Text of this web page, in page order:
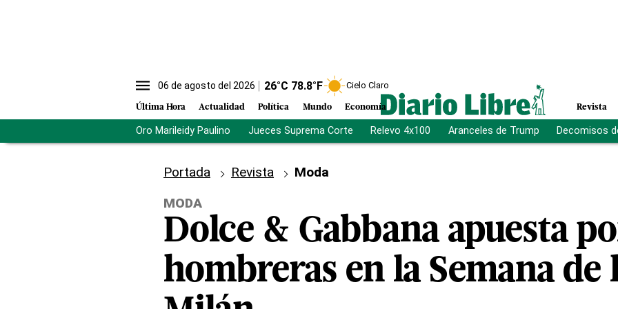
06 de agosto del 2026 26°C 78.8°F Cielo Claro
Última Hora Actualidad Política Mundo Economía Revista
Oro Marileidy Paulino Jueces Suprema Corte Relevo 4x100 Aranceles de Trump Decomisos
Portada Revista
Moda
MODA
Dolce & Gabbana apuesta
hombreras en la Semana de